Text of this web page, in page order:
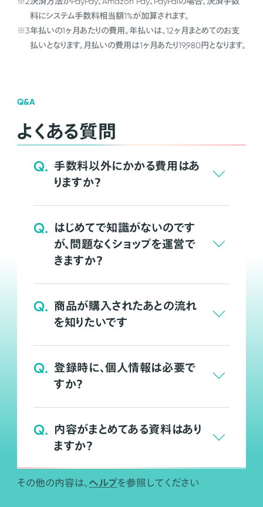
料にシステム手数料相当額1%が加算されます。
※3年払いの1ヶ月あたりの費用。年払いは、12ヶ月まとめてのお支
払いとなります。月払いの費用は1ヶ月あたり19,980円となります。
Q&A
よくある質問
Q. 手数料以外にかかる費用はあ
りますか？
Q. はじめてで知識がないのです
が、問題なくショップを運営で
きますか？
Q. 商品が購入されたあとの流れ
を知りたいです
Q. 登録時に、個人情報は必要で
すか？
Q. 内容がまとめてある資料はあり
ますか？
その他の内容は、 ヘルプを参照してください